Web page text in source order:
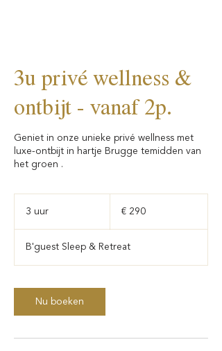
3u privé wellness &
ontbijt - vanaf 2p.
Geniet in onze unieke privé wellness met
luxe-ontbijt in hartje Brugge temidden van
het groen .
3 uur
r
€ 290
B'guest Sleep & Retreat
Nu boeken